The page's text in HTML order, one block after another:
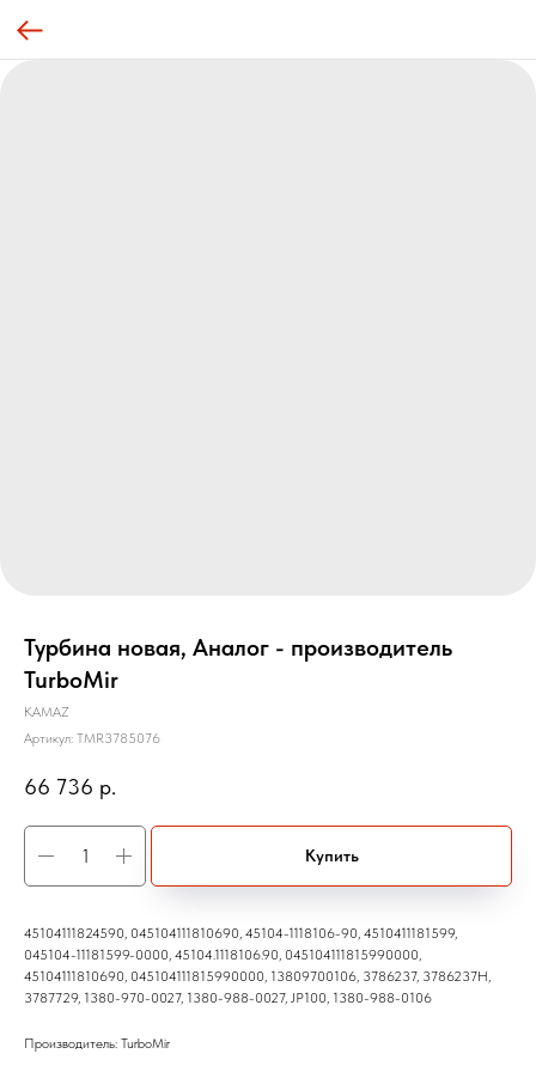
Турбина новая, Аналог - производитель
TurboMir
KAMAZ
Артикул: TMR3785076
66 736 р.
Купить
45104111824590, 045104111810690, 45104-1118106-90, 4510411181599,
045104-11181599-0000, 45104.1118106.90, 045104111815990000,
45104111810690, 045104111815990000, 13809700106, 3786237, 3786237H,
3787729, 1380-970-0027, 1380-988-0027, JP100, 1380-988-0106
Производитель: TurboMir